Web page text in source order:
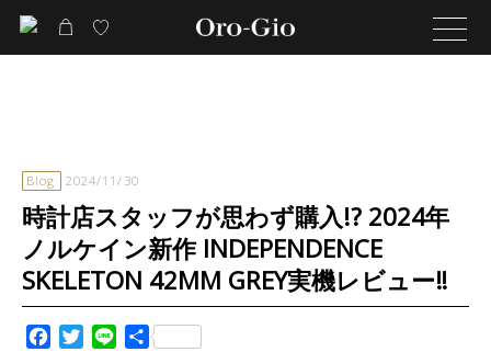
Blog 2024/11/30
時計店スタッフが思わず購入!? 2024年
ノルケイン新作 INDEPENDENCE
SKELETON 42MM GREY実機レビュー‼️
FacebookTwitterLine 共